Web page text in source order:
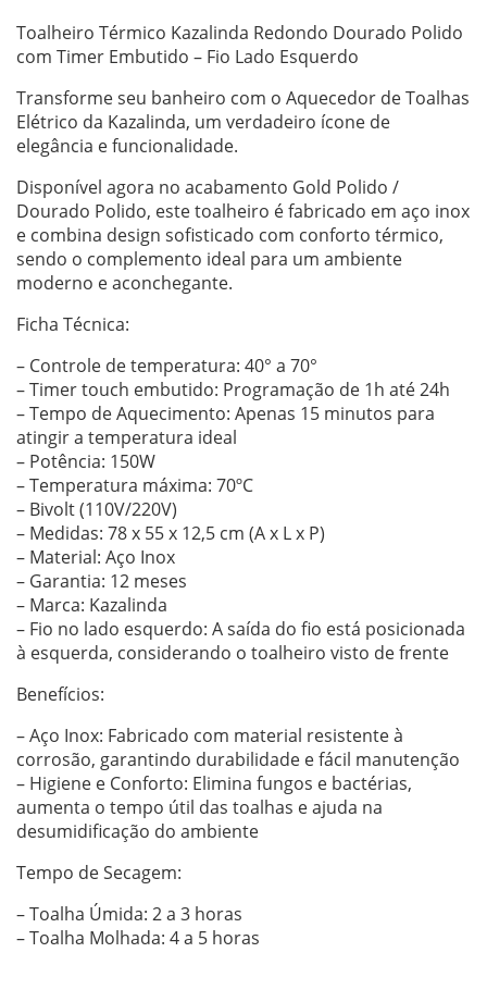
Toalheiro Térmico Kazalinda Redondo Dourado Polido
com Timer Embutido – Fio Lado Esquerdo
Transforme seu banheiro com o Aquecedor de Toalhas
Elétrico da Kazalinda, um verdadeiro ícone de
elegância e funcionalidade.
Disponível agora no acabamento Gold Polido /
Dourado Polido, este toalheiro é fabricado em aço inox
e combina design sofisticado com conforto térmico,
sendo o complemento ideal para um ambiente
moderno e aconchegante.
Ficha Técnica:
– Controle de temperatura: 40° a 70°
– Timer touch embutido: Programação de 1h até 24h
– Tempo de Aquecimento: Apenas 15 minutos para
atingir a temperatura ideal
– Potência: 150W
– Temperatura máxima: 70ºC
– Bivolt (110V/220V)
– Medidas: 78 x 55 x 12,5 cm (A x L x P)
– Material: Aço Inox
– Garantia: 12 meses
– Marca: Kazalinda
– Fio no lado esquerdo: A saída do fio está posicionada
à esquerda, considerando o toalheiro visto de frente
Benefícios:
– Aço Inox: Fabricado com material resistente à
corrosão, garantindo durabilidade e fácil manutenção
– Higiene e Conforto: Elimina fungos e bactérias,
aumenta o tempo útil das toalhas e ajuda na
desumidificação do ambiente
Tempo de Secagem:
– Toalha Úmida: 2 a 3 horas
– Toalha Molhada: 4 a 5 horas